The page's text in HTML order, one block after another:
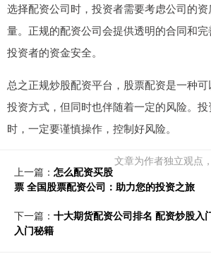
选择配资公司时，投资者需要考虑公司的
量。正规的配资公司会提供透明的合同和
投资者的资金安全。
总之正规炒股配资平台，股票配资是一种
投资方式，但同时也伴随着一定的风险。
时，一定要谨慎操作，控制好风险。
文章为作者独立观点
上一篇： 怎么配资买股
票 全国股票配资公司：助力您的投资之旅
下一篇： 十大期货配资公司排名 配资炒股入
入门秘籍